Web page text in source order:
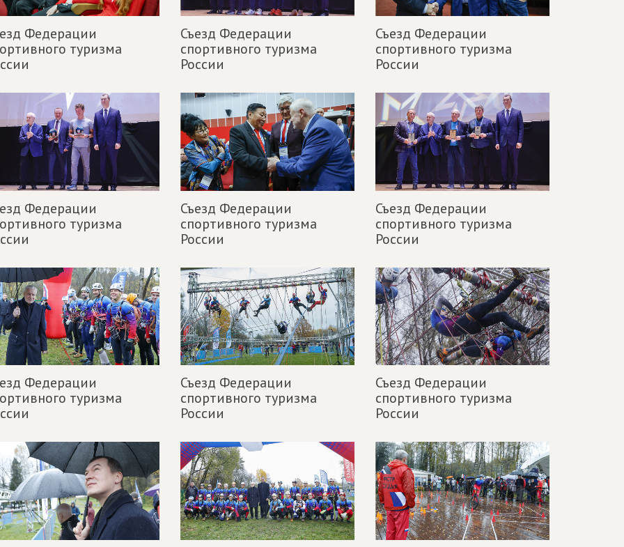
Федерации
туризма
Съезд Федерации
спортивного туризма
России
Съезд Федерации
спортивного туризма
России
Федерации
туризма
Съезд Федерации
спортивного туризма
России
Съезд Федерации
спортивного туризма
России
Федерации
туризма
Съезд Федерации
спортивного туризма
России
Съезд Федерации
спортивного туризма
России